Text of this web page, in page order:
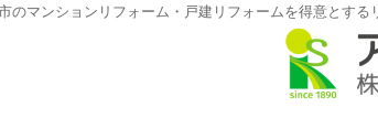
のマンションリフォーム・戸建リフォームを得意とする